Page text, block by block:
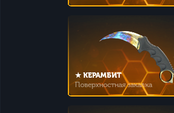
★ КЕРАМБИТ
Поверхностная закалка